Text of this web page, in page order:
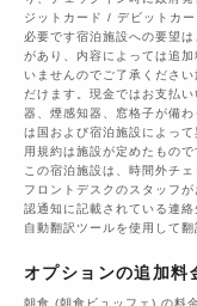
ジットカード / デビットカ
必要です宿泊施設への要望
があり、内容によっては追
いませんのでご了承くださ
だけます。現金ではお支払
器、煙感知器、窓格子が備
は国および宿泊施設によっ
用規約は施設が定めたもので
この宿泊施設は、時間外チ
フロントデスクのスタッフ
認通知に記載されている連
自動翻訳ツールを使用して
オプションの追加料
朝食 (朝食ビュッフェ) の